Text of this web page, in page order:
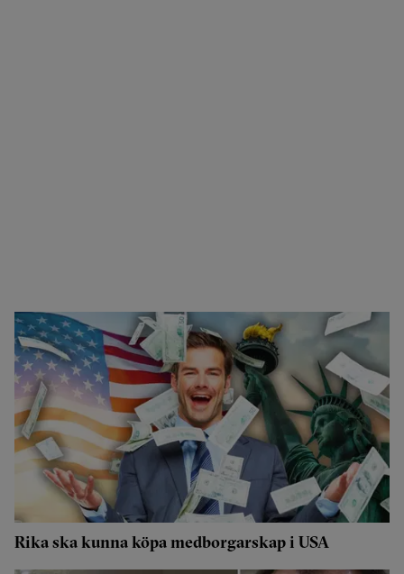
Rika ska kunna köpa medborgarskap i USA